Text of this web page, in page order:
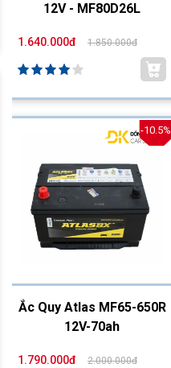
12V - MF80D26L
1.640.000đ 1.850.000đ
-10.5%
Ắc Quy Atlas MF65-650R
12V-70ah
1.790.000đ 2.000.000đ